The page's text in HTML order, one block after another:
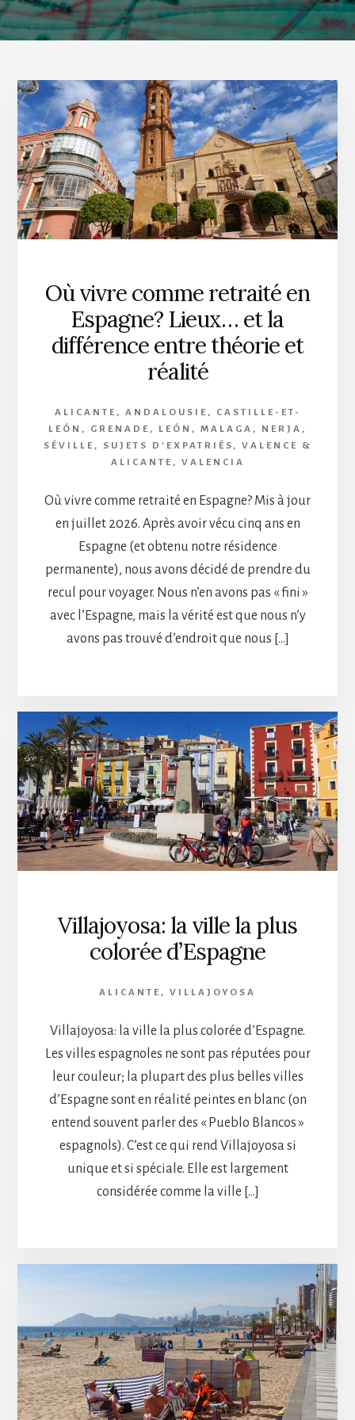
Où vivre comme retraité en
Espagne? Lieux… et la
différence entre théorie et
réalité
ALICANTE , ANDALOUSIE ,
CASTILLE-ET-
LEÓN , GRENADE , LEÓN , MALAGA , NERJA ,
SÉVILLE , SUJETS D'EXPATRIÉS , VALENCE &
ALICANTE , VALENCIA
Où vivre comme retraité en Espagne? Mis à jour
en juillet 2026. Après avoir vécu cinq ans en
Espagne (et obtenu notre résidence
permanente), nous avons décidé de prendre du
recul pour voyager. Nous n’en avons pas « fini »
avec l’Espagne, mais la vérité est que nous n’y
avons pas trouvé d’endroit que nous […]
Villajoyosa: la ville la plus
colorée d’Espagne
ALICANTE , VILLAJOYOSA
Villajoyosa: la ville la plus colorée d’Espagne.
Les villes espagnoles ne sont pas réputées pour
leur couleur; la plupart des plus belles villes
d’Espagne sont en réalité peintes en blanc (on
entend souvent parler des « Pueblo Blancos »
espagnols). C’est ce qui rend Villajoyosa si
unique et si spéciale. Elle est largement
considérée comme la ville […]